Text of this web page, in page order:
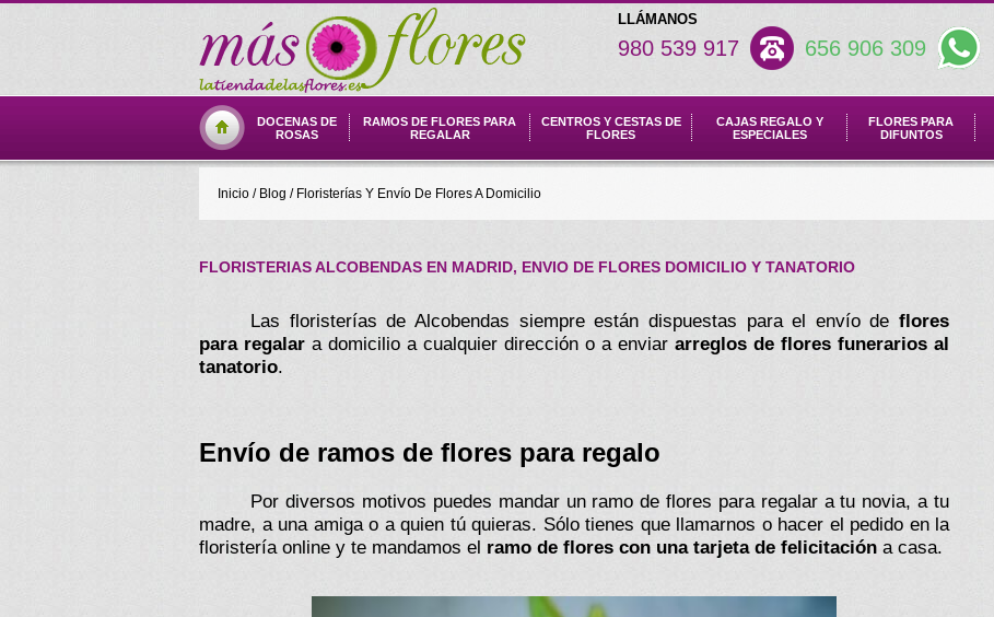
LLÁMANOS
980 539 917 656 906 309
DOCENAS DE
ROSAS
RAMOS DE FLORES PARA
REGALAR
CENTROS Y CESTAS DE
FLORES
CAJAS REGALO Y
ESPECIALES
FLORES PARA
DIFUNTOS
Inicio / Blog / Floristerías Y Envío De Flores A Domicilio
FLORISTERIAS ALCOBENDAS EN MADRID, ENVIO DE FLORES DOMICILIO Y TANATORIO
Las floristerías de Alcobendas siempre están dispuestas para el envío de flores
para regalar a domicilio a cualquier dirección o a enviar arreglos de flores funerarios al
tanatorio.
Envío de ramos de flores para regalo
Por diversos motivos puedes mandar un ramo de flores para regalar a tu novia, a tu
madre, a una amiga o a quien tú quieras. Sólo tienes que llamarnos o hacer el pedido en la
floristería online y te mandamos el ramo de flores con una tarjeta de felicitación a casa.